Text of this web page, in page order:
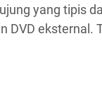
yang tipis
DVD eksternal.